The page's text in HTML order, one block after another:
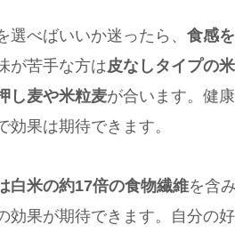
選べばいいか迷ったら、 食感
が苦手な方は皮なしタイプの
し麦や米粒麦が合います。健
効果は期待できます。
白米の約17倍の食物繊維を含
効果が期待できます。自分の